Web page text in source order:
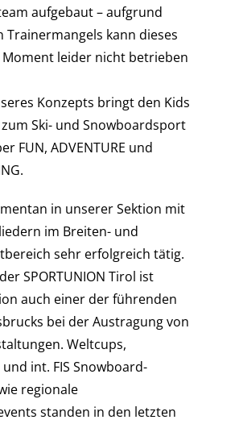
aufgebaut – aufgrund
Trainermangels kann dieses
leider nicht betrieben
Konzepts bringt den Kids
Ski- und Snowboardsport
FUN, ADVENTURE und
in unserer Sektion mit
im Breiten- und
sehr erfolgreich tätig.
SPORTUNION Tirol ist
auch einer der führenden
bei der Austragung von
Weltcups,
int. FIS Snowboard-
regionale
standen in den letzten